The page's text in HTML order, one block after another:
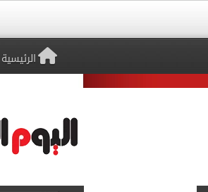
الرئيسية